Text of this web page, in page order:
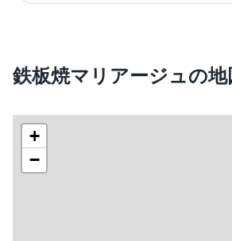
鉄板焼マリアージュの地
+
−